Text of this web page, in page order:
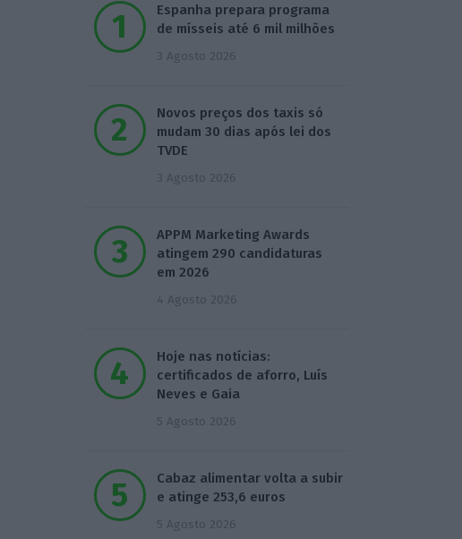
Espanha prepara programa
de mísseis até 6 mil milhões
3 Agosto 2026
Novos preços dos taxis só
mudam 30 dias após lei dos
TVDE
3 Agosto 2026
APPM Marketing Awards
atingem 290 candidaturas
em 2026
4 Agosto 2026
Hoje nas notícias:
certificados de aforro, Luís
Neves e Gaia
5 Agosto 2026
Cabaz alimentar volta a subir
e atinge 253,6 euros
5 Agosto 2026